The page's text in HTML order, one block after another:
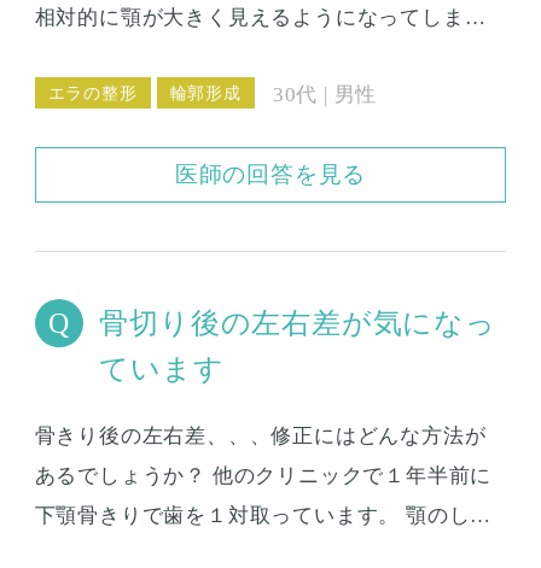
相対的に顎が大きく見えるようになってしま
正方法があるでしょうか？
エラの整形 輪郭形成 30代 | 男性
医師の回答を見る
骨切り後の左右差が気になっ
ています
骨きり後の左右差、、、修正にはどんな方法が
あるでしょうか？ 他のクリニックで１年半前に
下顎骨きりで歯を１対取っています。 顎のしゃ